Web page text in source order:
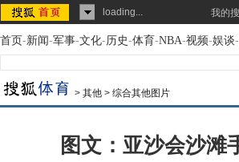
loading... 我的
首页-新闻-军事-文化-历史-体育-NBA-视频-娱谈-
> 其他 > 综合其他图片
图文：亚沙会沙滩